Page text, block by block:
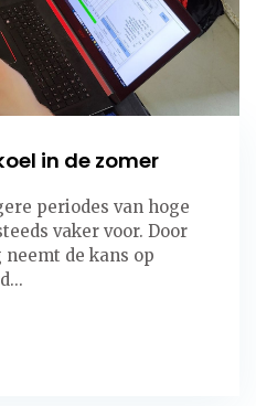
in de zomer
periodes van hoge
vaker voor. Door
de kans op